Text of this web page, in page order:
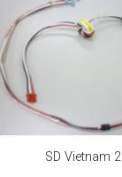
SD Vietnam 2